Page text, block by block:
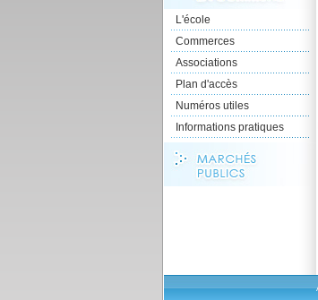
L'école
Commerces
Associations
Plan d'accès
Numéros utiles
Informations pratiques